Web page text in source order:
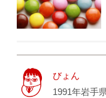
びょん
1991年岩手